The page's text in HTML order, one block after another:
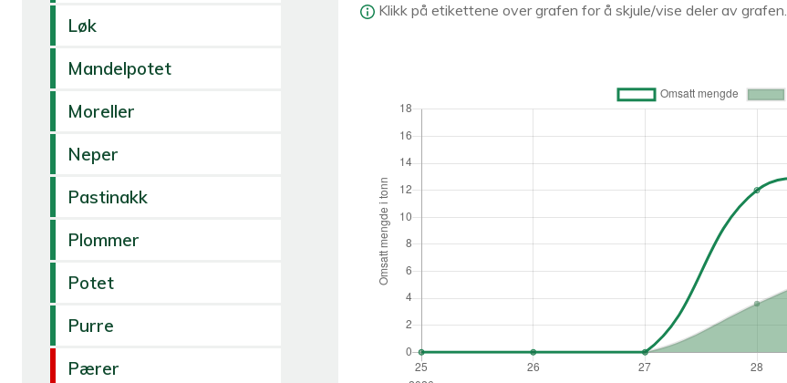
Løk
Mandelpotet
Moreller
Neper
Pastinakk
Plommer
Potet
Purre
Pærer
Klikk på etikettene over grafen for å skjule/vise deler av grafen.